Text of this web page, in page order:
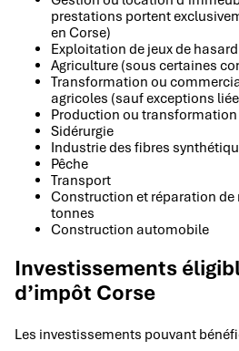
prestations portent
en Corse)
Exploitation de jeux de hasard
Agriculture (sous certaines
Transformation ou
agricoles (sauf exceptions
Production ou
Sidérurgie
Industrie des fibres
Pêche
Transport
Construction et réparation de
tonnes
Construction automobile
Investissements
d’impôt Corse
Les investissements pouvant